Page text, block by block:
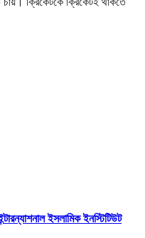
ইসলামিক ইনস্টিটিউট